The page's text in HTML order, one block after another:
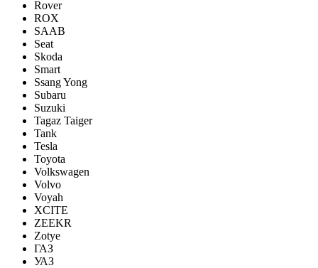
Rover
ROX
SAAB
Seat
Skoda
Smart
Ssang Yong
Subaru
Suzuki
Tagaz Taiger
Tank
Tesla
Toyota
Volkswagen
Volvo
Voyah
XCITE
ZEEKR
Zotye
ГАЗ
УАЗ